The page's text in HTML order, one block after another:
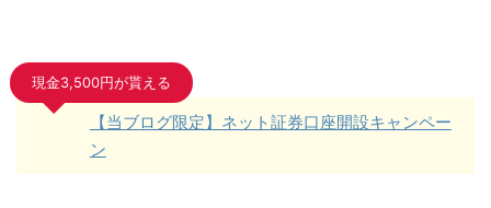
現金3,500円が貰える
【当ブログ限定】ネット証券口座開設キャンペー
ン